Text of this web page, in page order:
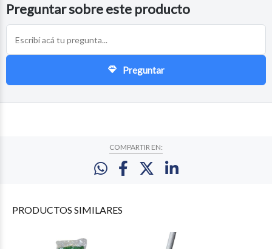
Preguntar sobre este producto
Preguntar
COMPARTIR EN:
PRODUCTOS SIMILARES